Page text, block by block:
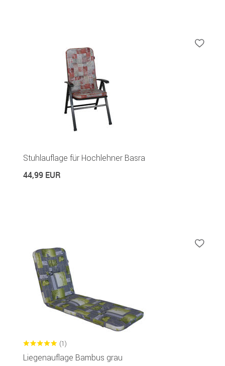
Stuhlauflage für Hochlehner Basra
44,99 EUR
(1)
Liegenauflage Bambus grau